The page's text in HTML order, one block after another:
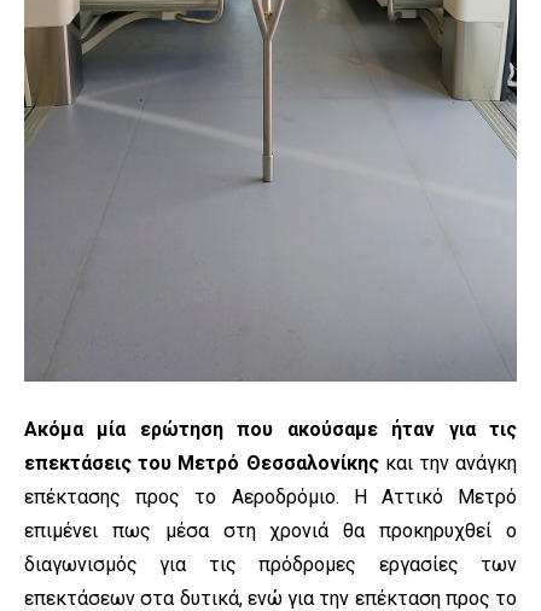
Ακόμα μία ερώτηση που ακούσαμε ήταν για τις
επεκτάσεις του Μετρό Θεσσαλονίκηςκαι την ανάγκη
επέκτασης προς το Αεροδρόμιο. Η Αττικό Μετρό
επιμένει πως μέσα στη χρονιά θα προκηρυχθεί ο
διαγωνισμός για τις πρόδρομες εργασίες των
επεκτάσεων στα δυτικά, ενώ για την επέκταση προς το